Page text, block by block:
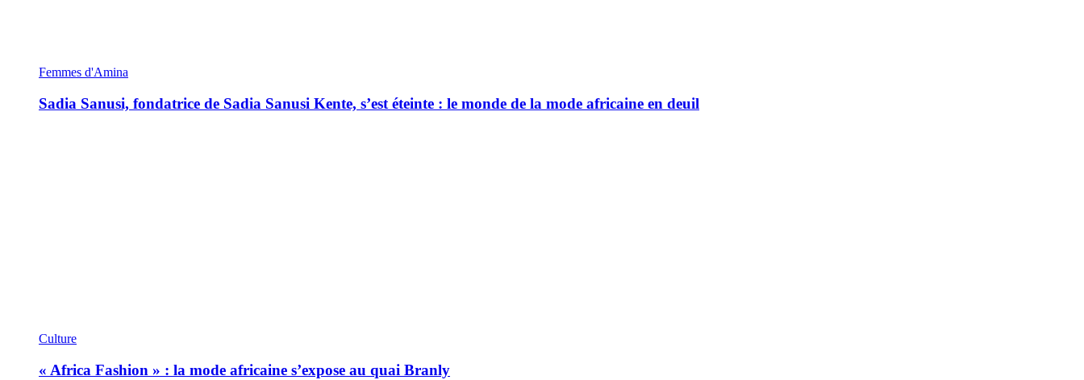
Femmes d'Amina
Sadia Sanusi, fondatrice de Sadia Sanusi Kente, s’est éteinte : le monde de la mode africaine en deuil
Culture
« Africa Fashion » : la mode africaine s’expose au quai Branly